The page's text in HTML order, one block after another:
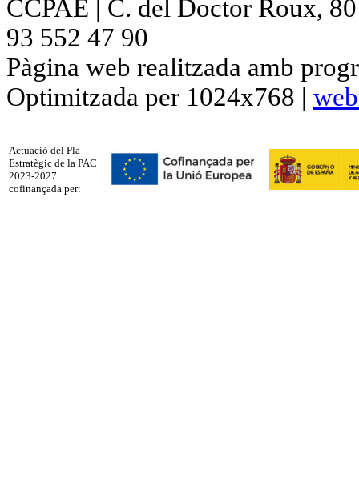
CCPAE | C. del Doctor Roux,
93 552 47 90
Pàgina web realitzada amb
Optimitzada per 1024x768 |
Actuació del Pla
Estratègic de la PAC
2023-2027
cofinançada per: